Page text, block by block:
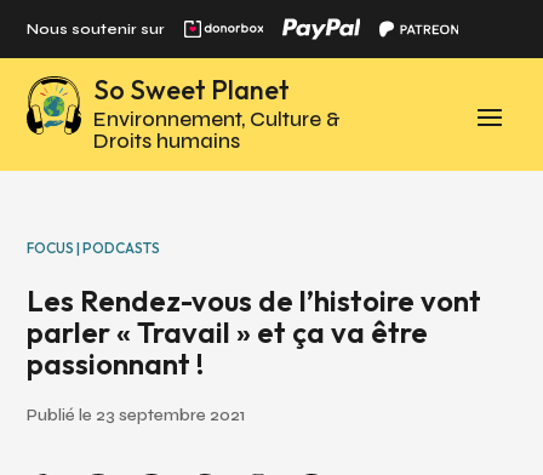
Nous soutenir sur
So Sweet Planet
Environnement, Culture &
Droits humains
FOCUS | PODCASTS
Les Rendez-vous de l’histoire vont
parler « Travail » et ça va être
passionnant !
Publié le 23 septembre 2021
Panneau de gestion des cookies